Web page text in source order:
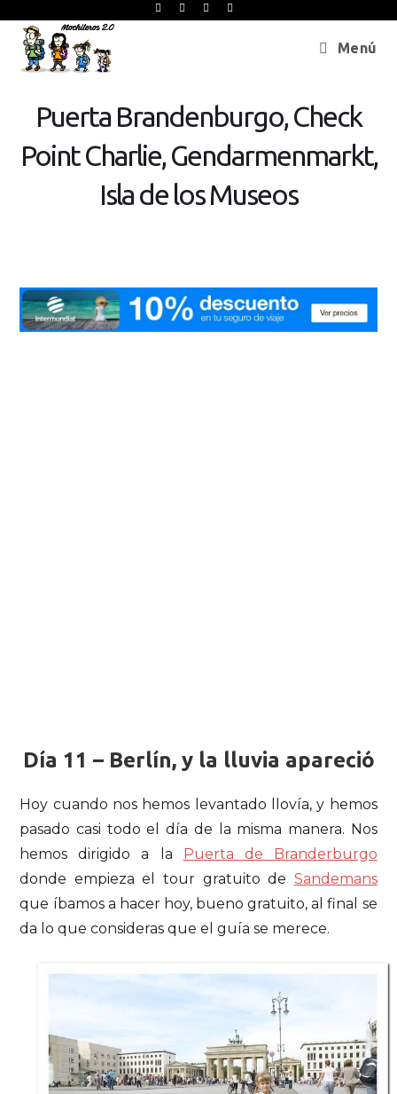
Menú
Puerta Brandenburgo, Check
Point Charlie, Gendarmenmarkt,
Isla de los Museos
Día 11 – Berlín, y la lluvia apareció
Hoy cuando nos hemos levantado llovía, y hemos
pasado casi todo el día de la misma manera. Nos
hemos dirigido a la Puerta de Branderburgo
donde empieza el tour gratuito de Sandemans
que íbamos a hacer hoy, bueno gratuito, al final se
da lo que consideras que el guía se merece.